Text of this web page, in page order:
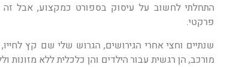
התחלתי לחשוב על עיסוק בספורט כמקצוע, אבל
פרקטי.
שנתיים וחצי אחרי הגירושים, הגרוש שלי שם קץ
מורכב, הן רגשית עבור הילדים והן כלכלית ללא מזונות